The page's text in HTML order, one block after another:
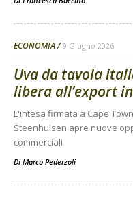
ECONOMIA 9 Giugno 2026
Uva da tavola
libera all’export
L'intesa firmata a Cape
Steenhuisen apre nuove
commerciali
Di Marco Pederzoli